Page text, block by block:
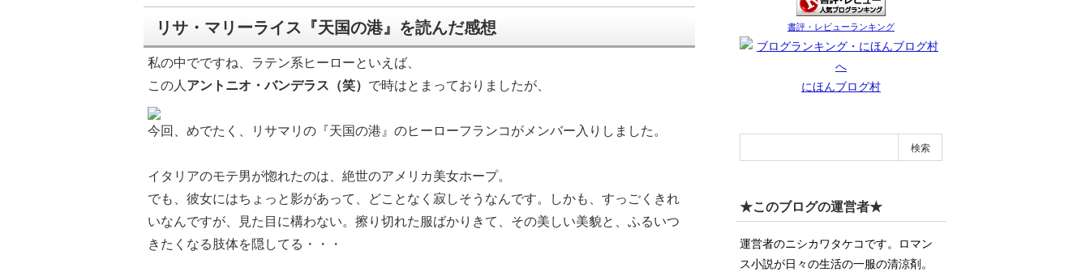
リサ・マリーライス『天国の港』を読んだ感想
私の中でですね、ラテン系ヒーローといえば、
この人アントニオ・バンデラス（笑） で時はとまっておりましたが、
今回、めでたく、リサマリの『天国の港』のヒーローフランコがメンバー入りしました。
イタリアのモテ男が惚れたのは、絶世のアメリカ美女ホープ。
でも、彼女にはちょっと影があって、どことなく寂しそうなんです。しかも、すっごくきれ
いなんですが、見た目に構わない。擦り切れた服ばかりきて、その美しい美貌と、ふるいつ
きたくなる肢体を隠してる・・・
書評・レビューランキング
にほんブログ村
★このブログの運営者★
運営者のニシカワタケコです。ロマン
ス小説が日々の生活の一服の清涼剤。